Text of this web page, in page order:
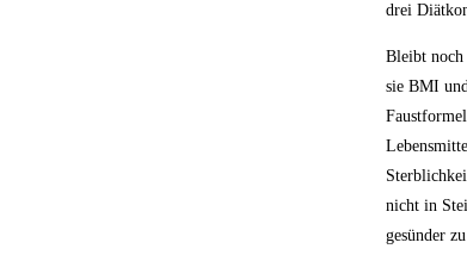
drei
Bleibt
sie BMI
nicht in
gesünder